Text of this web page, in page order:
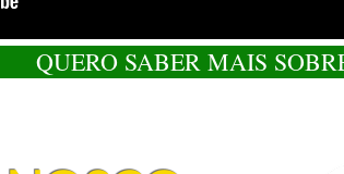
QUERO SABER MAIS